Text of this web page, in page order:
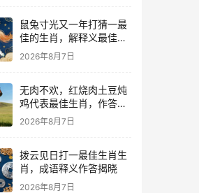
鼠兔寸光又一年打猜一最
佳的生肖，解释义最佳成
语解释!
2026年8月7日
无肉不欢，红烧肉土豆炖
鸡代表最佳生肖，作答词
语解释梳理
2026年8月7日
拨云见日打一最佳生肖生
肖，成语释义作答揭晓
2026年8月7日